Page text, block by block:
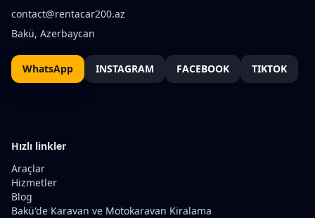
contact@rentacar200.az
Bakü, Azerbaycan
WhatsApp INSTAGRAM FACEBOOK TIKTOK
Hızlı linkler
Araçlar
Hizmetler
Blog
Bakü'de Karavan ve Motokaravan Kiralama